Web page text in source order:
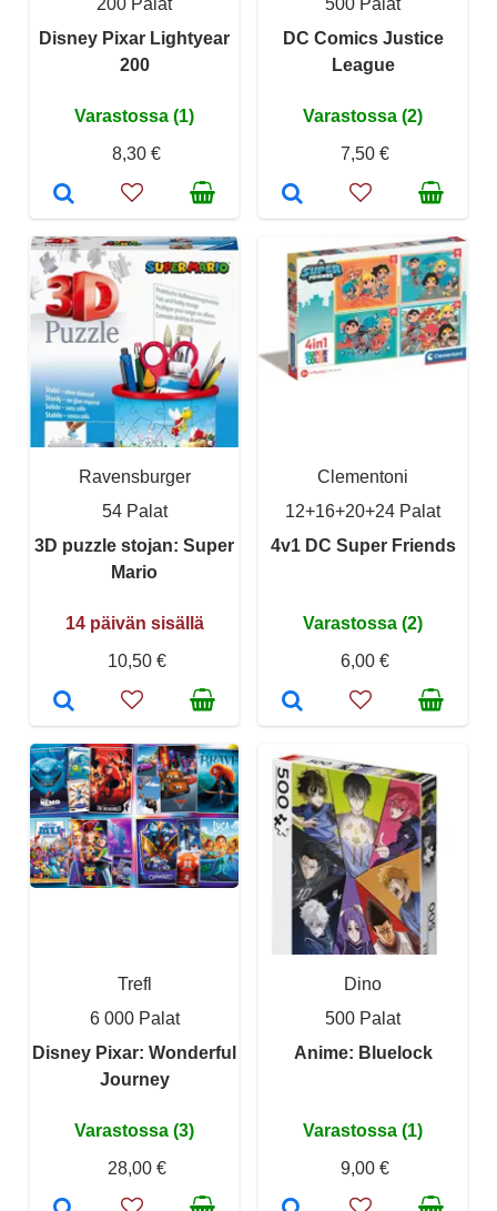
Disney Pixar Lightyear
200
Varastossa (1)
8,30 €
DC Comics Justice
League
Varastossa (2)
7,50 €
Ravensburger
54 Palat
3D puzzle stojan: Super
Mario
14 päivän sisällä
10,50 €
Clementoni
12+16+20+24 Palat
4v1 DC Super Friends
Varastossa (2)
6,00 €
Trefl
6 000 Palat
Disney Pixar: Wonderful
Journey
Varastossa (3)
28,00 €
Dino
500 Palat
Anime: Bluelock
Varastossa (1)
9,00 €